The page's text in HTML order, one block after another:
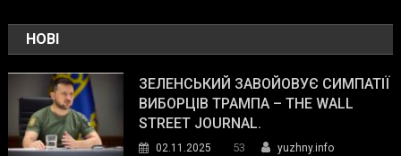
НОВІ
ЗЕЛЕНСЬКИЙ ЗАВОЙОВУЄ СИМПАТІЇ
ВИБОРЦІВ ТРАМПА – THE WALL
STREET JOURNAL.
02.11.2025 53
yuzhny.info